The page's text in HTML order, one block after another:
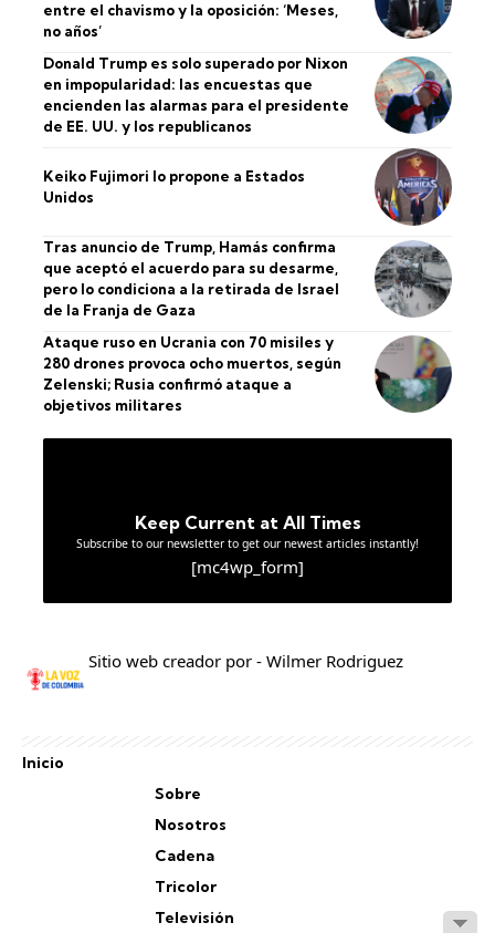
entre el chavismo y la oposición: ‘Meses,
no años’
Donald Trump es solo superado por Nixon
en impopularidad: las encuestas que
encienden las alarmas para el presidente
de EE. UU. y los republicanos
Keiko Fujimori lo propone a Estados
Unidos
Tras anuncio de Trump, Hamás confirma
que aceptó el acuerdo para su desarme,
pero lo condiciona a la retirada de Israel
de la Franja de Gaza
Ataque ruso en Ucrania con 70 misiles y
280 drones provoca ocho muertos, según
Zelenski; Rusia confirmó ataque a
objetivos militares
Keep Current at All Times
Subscribe to our newsletter to get our newest articles instantly!
[mc4wp_form]
Sitio web creador por - Wilmer Rodriguez
Inicio
Sobre
Nosotros
Cadena
Tricolor
Televisión